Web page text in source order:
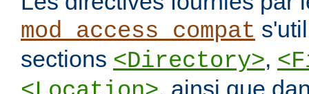
mod_access_compat
sections <Directory>,